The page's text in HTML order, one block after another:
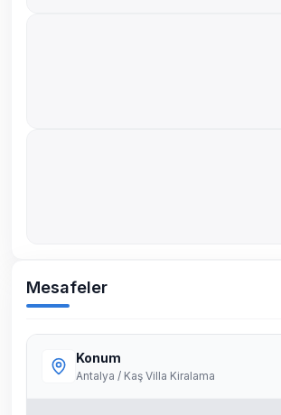
Mesafeler
Konum
Antalya / Kaş Villa Kiralama